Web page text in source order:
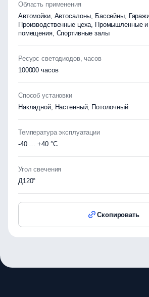
Область применения
Автомойки, Автосалоны, Бассейны,
Производственные цеха, Промышленные и
помещения, Спортивные залы
Ресурс светодиодов, часов
100000 часов
Способ установки
Накладной, Настенный, Потолочный
Температура эксплуатации
-40 … +40 °C
Угол свечения
Д120°
Скопировать